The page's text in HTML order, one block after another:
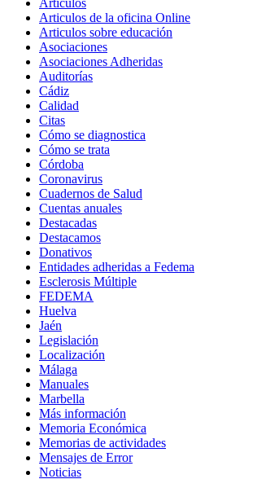
Artículos
Articulos de la oficina Online
Articulos sobre educación
Asociaciones
Asociaciones Adheridas
Auditorías
Cádiz
Calidad
Citas
Cómo se diagnostica
Cómo se trata
Córdoba
Coronavirus
Cuadernos de Salud
Cuentas anuales
Destacadas
Destacamos
Donativos
Entidades adheridas a Fedema
Esclerosis Múltiple
FEDEMA
Huelva
Jaén
Legislación
Localización
Málaga
Manuales
Marbella
Más información
Memoria Económica
Memorias de actividades
Mensajes de Error
Noticias